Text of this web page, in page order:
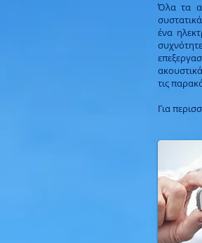
Όλα τα
ένα
τις
Για